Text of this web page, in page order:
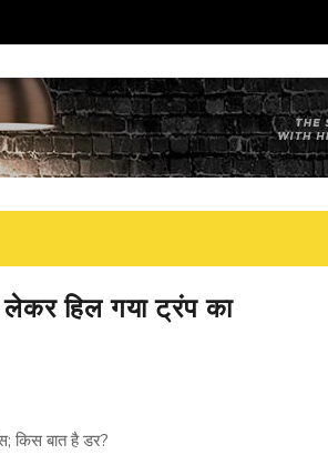
हिल गया ट्रंप का
किस बात है डर?